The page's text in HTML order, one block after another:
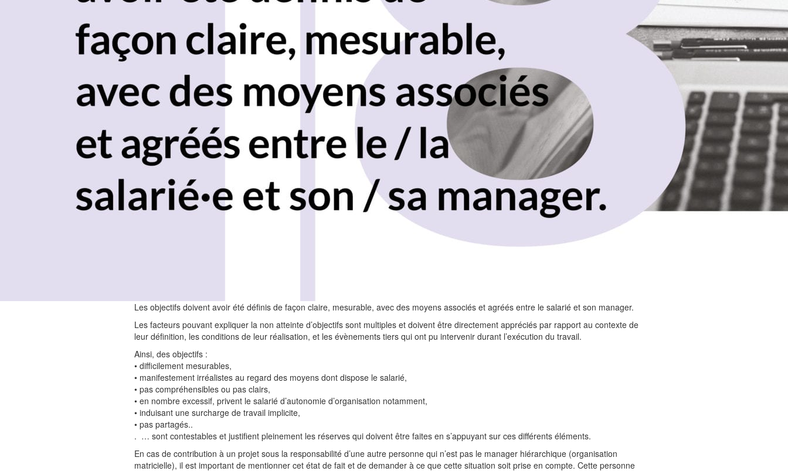
Les objectifs doivent avoir été définis de façon claire, mesurable, avec des moyens associés et agréés entre le salarié et son manager.
Les facteurs pouvant expliquer la non atteinte d’objectifs sont multiples et doivent être directement appréciés par rapport au contexte de
leur définition, les conditions de leur réalisation, et les évènements tiers qui ont pu intervenir durant l’exécution du travail.
Ainsi, des objectifs :
• difficilement mesurables,
• manifestement irréalistes au regard des moyens dont dispose le salarié,
• pas compréhensibles ou pas clairs,
• en nombre excessif, privent le salarié d’autonomie d’organisation notamment,
• induisant une surcharge de travail implicite,
• pas partagés..
. … sont contestables et justifient pleinement les réserves qui doivent être faites en s’appuyant sur ces différents éléments.
En cas de contribution à un projet sous la responsabilité d’une autre personne qui n’est pas le manager hiérarchique (organisation
matricielle), il est important de mentionner cet état de fait et de demander à ce que cette situation soit prise en compte. Cette personne